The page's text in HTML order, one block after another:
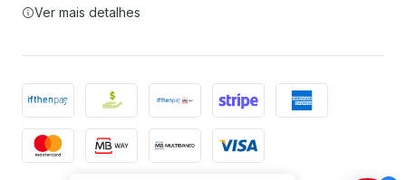
Ver mais detalhes